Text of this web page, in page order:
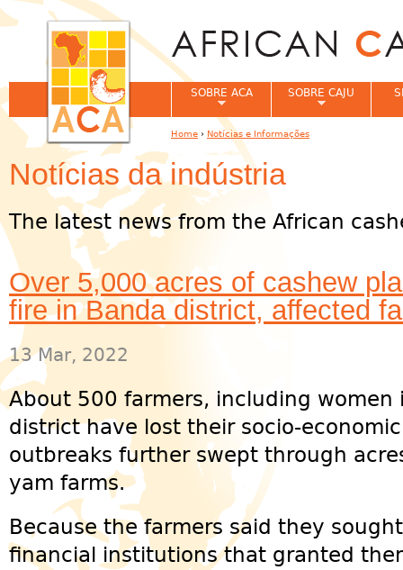
Notícias da indústria
The latest news from the African
Over 5,000 acres of cashew
fire in Banda district, affected
13 Mar, 2022
About 500 farmers, including
district have lost their socio-
outbreaks further swept through
yam farms.
Because the farmers said they
financial institutions that granted
SOBRE ACA SOBRE CAJU
You are here
Home › Notícias e Informações